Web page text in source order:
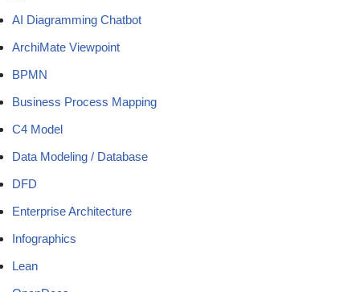
AI Diagramming Chatbot
ArchiMate Viewpoint
BPMN
Business Process Mapping
C4 Model
Data Modeling / Database
DFD
Enterprise Architecture
Infographics
Lean